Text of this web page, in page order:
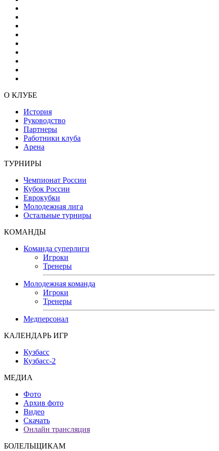
О КЛУБЕ
История
Руководство
Партнеры
Работники клуба
Арена
ТУРНИРЫ
Чемпионат России
Кубок России
Еврокубки
Молодежная лига
Остальные турниры
КОМАНДЫ
Команда суперлиги
Игроки
Тренеры
Молодежная команда
Игроки
Тренеры
Медперсонал
КАЛЕНДАРЬ ИГР
Кузбасс
Кузбасс-2
МЕДИА
Фото
Архив фото
Видео
Скачать
Онлайн трансляция
БОЛЕЛЬЩИКАМ